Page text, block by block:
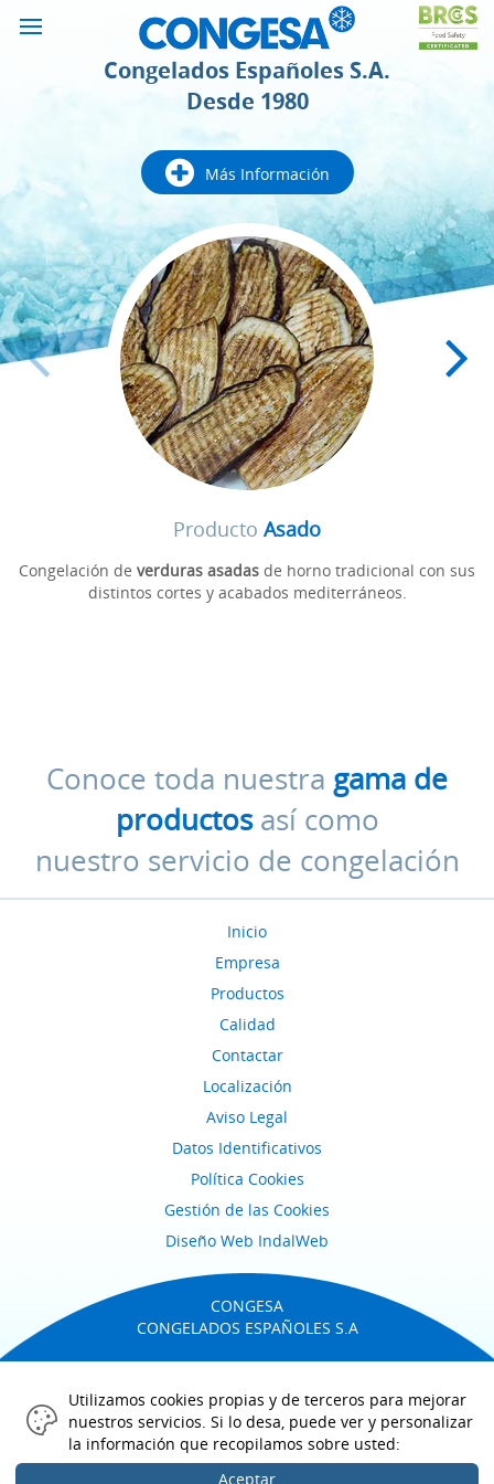
Congelados Españoles S.A.
Desde 1980
Más Información
Producto Asado
Congelación de verduras asadas de horno tradicional con sus
distintos cortes y acabados mediterráneos.
Conoce toda nuestra gama de
productos así como
nuestro servicio de congelación
Inicio
Empresa
Productos
Calidad
Contactar
Localización
Aviso Legal
Datos Identificativos
Política Cookies
Gestión de las Cookies
Diseño Web IndalWeb
CONGESA
CONGELADOS ESPAÑOLES S.A
03300 Orihuela Alicante
Utilizamos cookies propias y de terceros para mejorar
nuestros servicios. Si lo desa, puede ver y personalizar
la información que recopilamos sobre usted:
Aceptar